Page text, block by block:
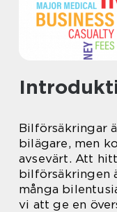
Bilförsäkringar
bilägare, men
avsevärt. Att
bilförsäkringen
många
vi att ge en